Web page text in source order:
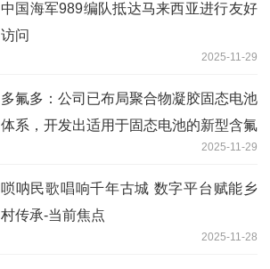
中国海军989编队抵达马来西亚进行友好
访问
2025-11-29
多氟多：公司已布局聚合物凝胶固态电池
体系，开发出适用于固态电池的新型含氟
2025-11-29
唢呐民歌唱响千年古城 数字平台赋能乡
村传承-当前焦点
2025-11-28